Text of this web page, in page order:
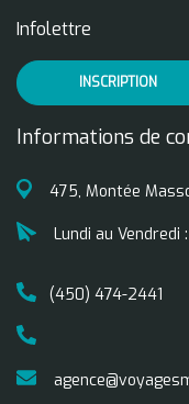
Informations de
475, Montée
Lundi au Vendredi
(450) 474-2441
Infolettre
INSCRIPTION